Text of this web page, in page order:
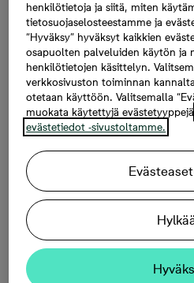
ASIAKIRJAT
ASUNNON
ASUNNON
ASUNNON VUOSITARKASTUS
UUDEN KODIN OPASTUS
AVAINTEN
henkilötietoja ja siitä, miten
tietosuojaselosteestamme ja
“Hyväksy” hyväksyt kaikkien
osapuolten palveluiden käytön ja
henkilötietojen käsittelyn.
verkkosivuston toiminnan
otetaan käyttöön. Valitsemalla
muokata käytettyjä
evästetiedot -sivustoltamme.